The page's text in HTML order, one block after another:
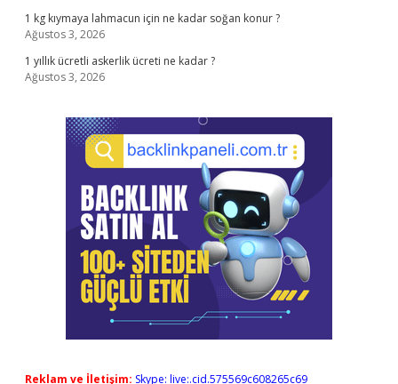
1 kg kıymaya lahmacun için ne kadar soğan konur ?
Ağustos 3, 2026
1 yıllık ücretli askerlik ücreti ne kadar ?
Ağustos 3, 2026
Reklam ve İletişim: Skype: live:.cid.575569c608265c69